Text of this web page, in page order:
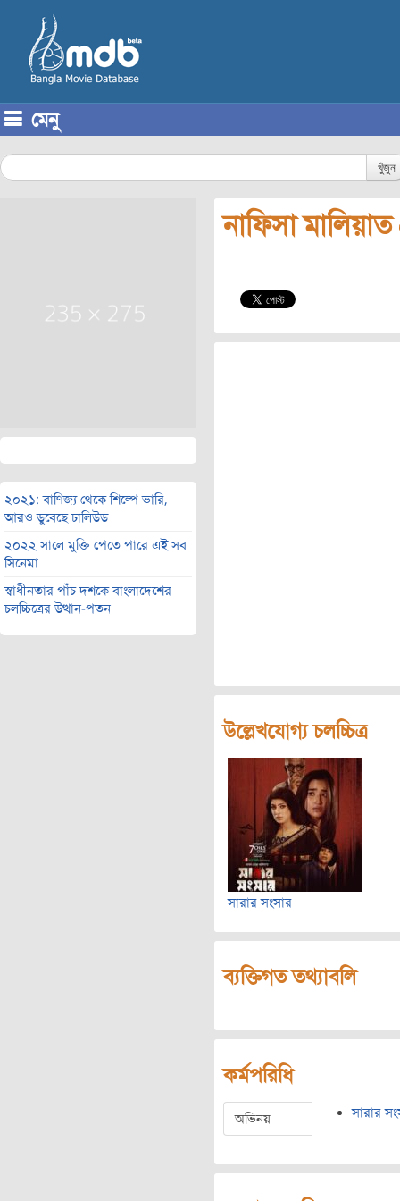
মেনু
খুঁজুন
২০২১: বাণিজ্য থেকে শিল্পে ভারি,
আরও ডুবেছে ঢালিউড
২০২২ সালে মুক্তি পেতে পারে এই সব
সিনেমা
স্বাধীনতার পাঁচ দশকে বাংলাদেশের
চলচ্চিত্রের উত্থান-পতন
নাফিসা মালিয়াত
উল্লেখযোগ্য চলচ্চিত্র
সারার সংসার
ব্যক্তিগত তথ্যাবলি
কর্মপরিধি
অভিনয় সারার